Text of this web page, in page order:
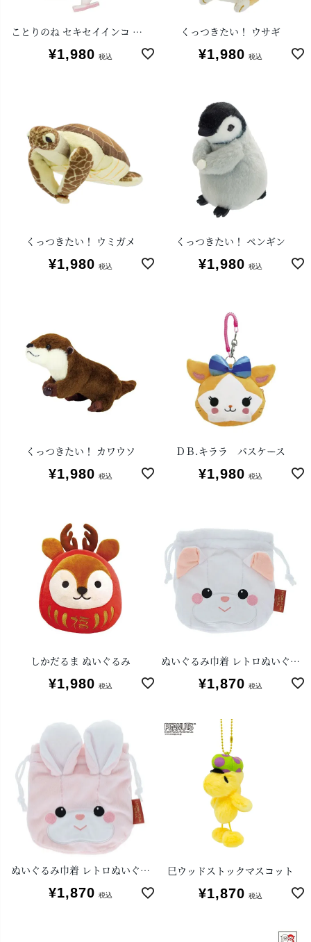
ことりのね セキセイインコ ブルー
¥1,980 税込
くっつきたい！ ウサギ
¥1,980 税込
くっつきたい！ ウミガメ
¥1,980 税込
くっつきたい！ ペンギン
¥1,980 税込
くっつきたい！ カワウソ
¥1,980 税込
ＤＢ.キララ パスケース
¥1,980 税込
しかだるま ぬいぐるみ
¥1,980 税込
ぬいぐるみ巾着 レトロぬいぐるみこれくしょん(クリーミーねこ)
¥1,870 税込
ぬいぐるみ巾着 レトロぬいぐるみこれくしょん(クリーミーうさぎ)
¥1,870 税込
巳ウッドストックマスコット
¥1,870 税込